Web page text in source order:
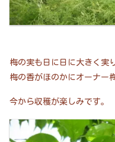
梅の実も日に日に大きく実
梅の香がほのかにオーナー
今から収穫が楽しみです。